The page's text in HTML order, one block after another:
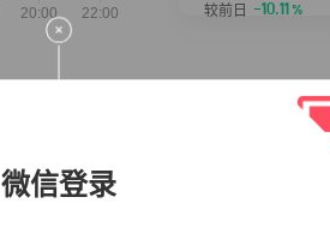
微信登录
较前日 -10.11 %